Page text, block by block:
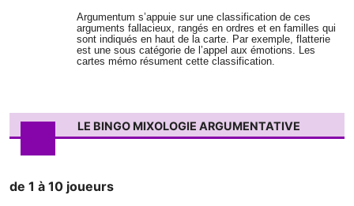
Argumentum s’appuie sur une classification de ces
arguments fallacieux, rangés en ordres et en familles qui
sont indiqués en haut de la carte. Par exemple, flatterie
est une sous catégorie de l’appel aux émotions. Les
cartes mémo résument cette classification.
LE BINGO MIXOLOGIE ARGUMENTATIVE
de 1 à 10 joueurs